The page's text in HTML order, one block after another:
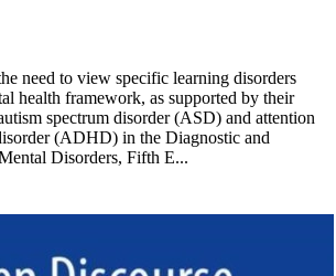
need to view specific learning disorders
health framework, as supported by their
spectrum disorder (ASD) and attention
(ADHD) in the Diagnostic and
Disorders, Fifth E...